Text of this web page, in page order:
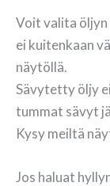
Voit valita öljyn
ei kuitenkaan
näytöllä.
Sävytetty öljy
tummat sävyt
Kysy meiltä
Jos haluat